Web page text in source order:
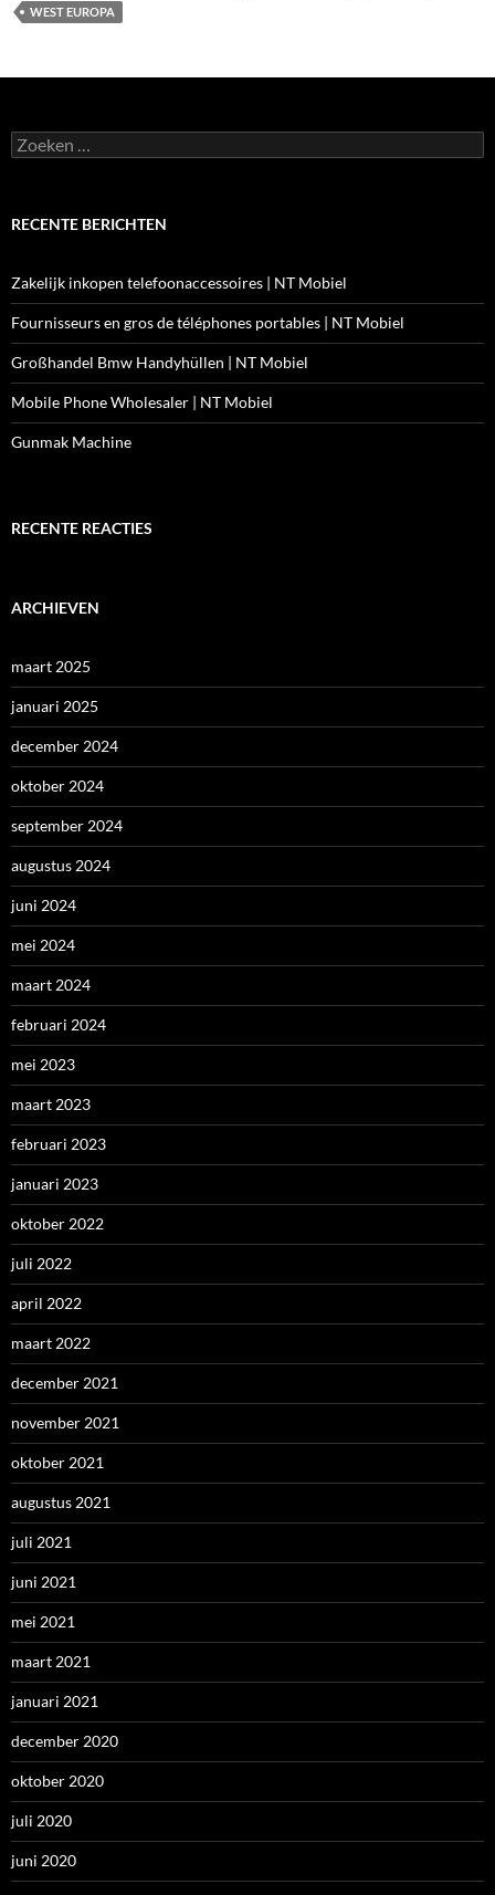
WEST EUROPA
Zoeken
naar:
RECENTE BERICHTEN
Zakelijk inkopen telefoonaccessoires | NT Mobiel
Fournisseurs en gros de téléphones portables | NT Mobiel
Großhandel Bmw Handyhüllen | NT Mobiel
Mobile Phone Wholesaler | NT Mobiel
Gunmak Machine
RECENTE REACTIES
ARCHIEVEN
maart 2025
januari 2025
december 2024
oktober 2024
september 2024
augustus 2024
juni 2024
mei 2024
maart 2024
februari 2024
mei 2023
maart 2023
februari 2023
januari 2023
oktober 2022
juli 2022
april 2022
maart 2022
december 2021
november 2021
oktober 2021
augustus 2021
juli 2021
juni 2021
mei 2021
maart 2021
januari 2021
december 2020
oktober 2020
juli 2020
juni 2020